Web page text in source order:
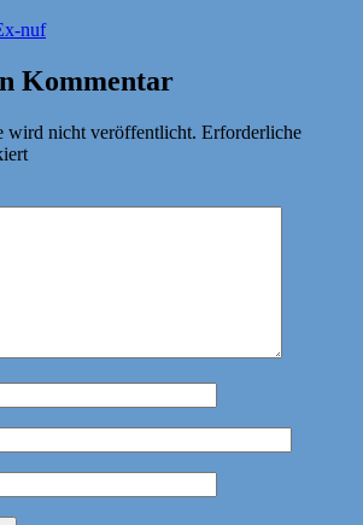
nuf
Kommentar
wird nicht veröffentlicht. Erforderliche